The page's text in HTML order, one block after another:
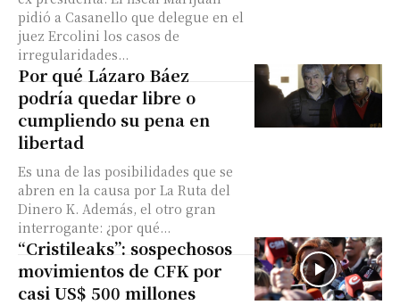
pidió a Casanello que delegue en el
juez Ercolini los casos de
irregularidades...
Por qué Lázaro Báez
podría quedar libre o
cumpliendo su pena en
libertad
Es una de las posibilidades que se
abren en la causa por La Ruta del
Dinero K. Además, el otro gran
interrogante: ¿por qué...
“Cristileaks”: sospechosos
movimientos de CFK por
casi US$ 500 millones